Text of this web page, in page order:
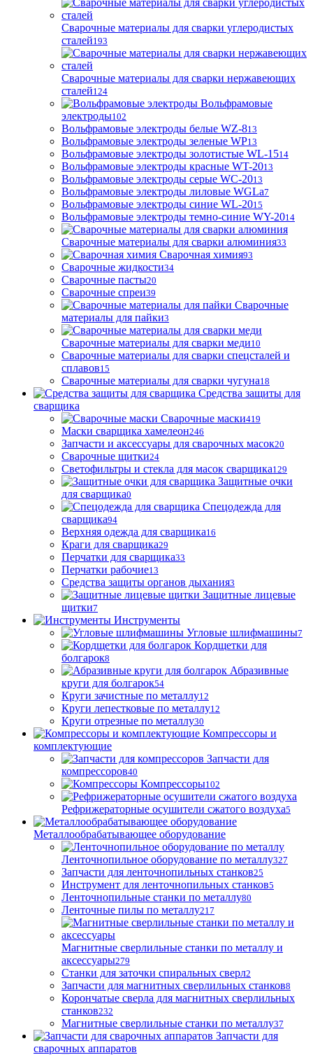
Сварочные материалы для сварки углеродистых
сталей193
Сварочные материалы для сварки нержавеющих
сталей124
Вольфрамовые
электроды102
Вольфрамовые электроды белые WZ-813
Вольфрамовые электроды зеленые WP13
Вольфрамовые электроды золотистые WL-1514
Вольфрамовые электроды красные WT-2013
Вольфрамовые электроды серые WC-2013
Вольфрамовые электроды лиловые WGLa7
Вольфрамовые электроды синие WL-2015
Вольфрамовые электроды темно-синие WY-2014
Сварочные материалы для сварки алюминия33
Сварочная химия93
Сварочные жидкости34
Сварочные пасты20
Сварочные спреи39
Сварочные
материалы для пайки3
Сварочные материалы для сварки меди10
Сварочные материалы для сварки спецсталей и
сплавов15
Сварочные материалы для сварки чугуна18
Средства защиты для
сварщика
Сварочные маски419
Маски сварщика хамелеон246
Запчасти и аксессуары для сварочных масок20
Сварочные щитки24
Светофильтры и стекла для масок сварщика129
Защитные очки
для сварщика0
Спецодежда для
сварщика94
Верхняя одежда для сварщика16
Краги для сварщика29
Перчатки для сварщика33
Перчатки рабочие13
Средства защиты органов дыхания3
Защитные лицевые
щитки7
Инструменты
Угловые шлифмашины7
Кордщетки для
болгарок8
Абразивные
круги для болгарок54
Круги зачистные по металлу12
Круги лепестковые по металлу12
Круги отрезные по металлу30
Компрессоры и
комплектующие
Запчасти для
компрессоров40
Компрессоры102
Рефрижераторные осушители сжатого воздуха5
Металлообрабатывающее оборудование
Ленточнопильное оборудование по металлу327
Запчасти для ленточнопильных станков25
Инструмент для ленточнопильных станков5
Ленточнопильные станки по металлу80
Ленточные пилы по металлу217
Магнитные сверлильные станки по металлу и
аксессуары279
Станки для заточки спиральных сверл2
Запчасти для магнитных сверлильных станков8
Корончатые сверла для магнитных сверлильных
станков232
Магнитные сверлильные станки по металлу37
Запчасти для
сварочных аппаратов